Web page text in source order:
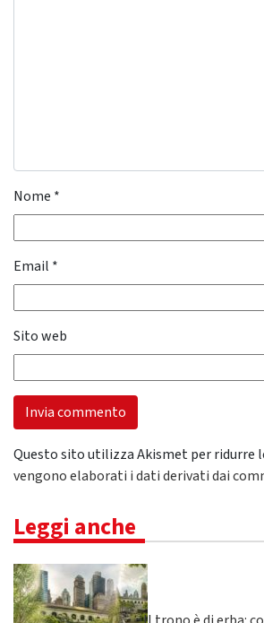
Nome *
Email *
Sito web
Questo sito utilizza Akismet per ridurre
vengono elaborati i dati derivati dai
Leggi anche